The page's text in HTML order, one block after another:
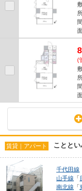
(
賃貸｜アパート ことと
千代田線
山手線 「
南北線 「